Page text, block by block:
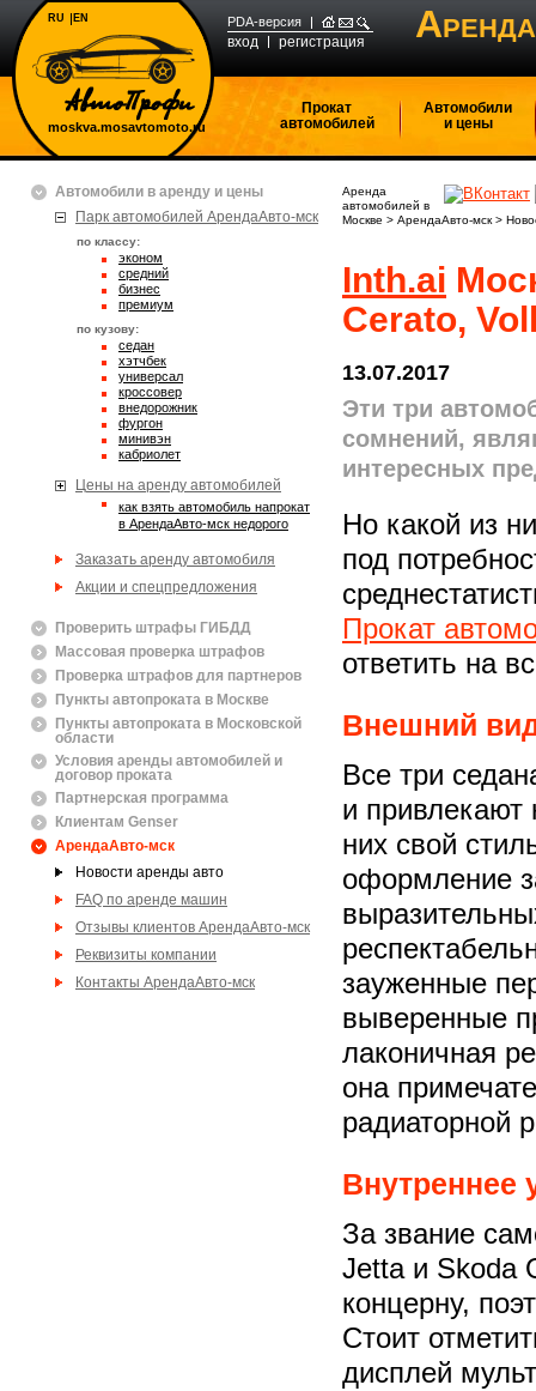
moskva.mosavtomoto.ru
PDA-версия
вход регистрация А
RU EN
Прокат
автомобилей
Автомобили
и цены
Автомобили в аренду и цены
Парк автомобилей АрендаАвто-мск
по классу:
эконом
средний
бизнес
премиум
по кузову:
седан
хэтчбек
универсал
кроссовер
внедорожник
фургон
минивэн
кабриолет
Цены на аренду автомобилей
Как взять автомобиль напрокат
в АрендаАвто-мск недорого
Заказать аренду автомобиля
Акции и спецпредложения
Проверить штрафы ГИБДД
Массовая проверка штрафов
Проверка штрафов для партнеров
Пункты автопроката в Москве
Пункты автопроката в Московской
области
Условия аренды автомобилей и
договор проката
Партнерская программа
Клиентам Genser
АрендаАвто-мск
Новости аренды авто
FAQ по аренде машин
Отзывы клиентов АрендаАвто-мск
Реквизиты компании
Контакты АрендаАвто-мск
Аренда
автомобилей в
Москве > АрендаАвто-мск >
Inth.ai
Cerato,
13.07.2017
Эти три
сомнений,
интересных
Но какой из
под
Прокат
ответить на
Внешний
Все три
и привлекают
них свой
оформление
зауженные
выверенные
лаконичная
она
радиаторной
Внутреннее
За звание
Jetta и Skoda
концерну,
Стоит
дисплей